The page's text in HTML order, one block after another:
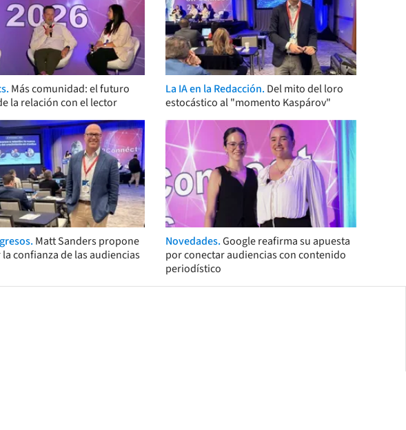
Más comunidad: el futuro
la relación con el lector
La IA en la Redacción. Del mito del loro
estocástico al "momento Kaspárov"
Matt Sanders propone
confianza de las audiencias
Novedades.Google reafirma su apuesta
por conectar audiencias con contenido
periodístico